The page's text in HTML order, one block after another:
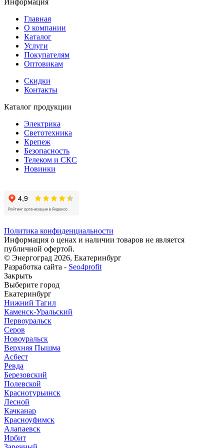
Главная
О компании
Каталог
Услуги
Покупателям
Оптовикам
Скидки
Контакты
Каталог продукции
Электрика
Светотехника
Крепеж
Безопасность
Телеком и СКС
Новинки
Политика конфиденциальности
Информация о ценах и наличии товаров не является
публичной офертой.
© Энергоград 2026, Екатеринбург
Разработка сайта - Seo4profit
Закрыть
Выберите город
Екатеринбург
Нижний Тагил
Каменск-Уральский
Первоуральск
Серов
Новоуральск
Верхняя Пышма
Асбест
Ревда
Березовский
Полевской
Краснотурьинск
Лесной
Качканар
Красноуфимск
Алапаевск
Ирбит